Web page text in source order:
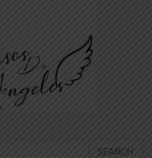
SEARCH